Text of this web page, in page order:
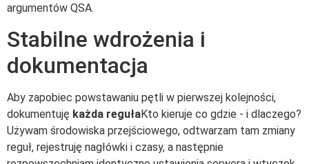
argumentów QSA.
Stabilne wdrożenia i
dokumentacja
Aby zapobiec powstawaniu pętli w pierwszej kolejności,
dokumentuję każda regułaKto kieruje co gdzie - i dlaczego?
Używam środowiska przejściowego, odtwarzam tam zmiany
reguł, rejestruję nagłówki i czasy, a następnie